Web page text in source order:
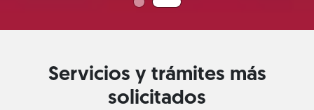
Servicios y trámites más
solicitados